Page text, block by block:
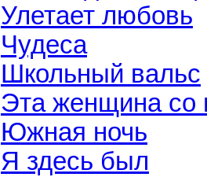
Улетает любовь
Чудеса
Школьный вальс
Эта женщина со
Южная ночь
Я здесь был